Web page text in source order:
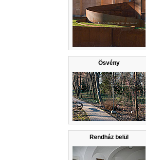
Ösvény
Rendház belül